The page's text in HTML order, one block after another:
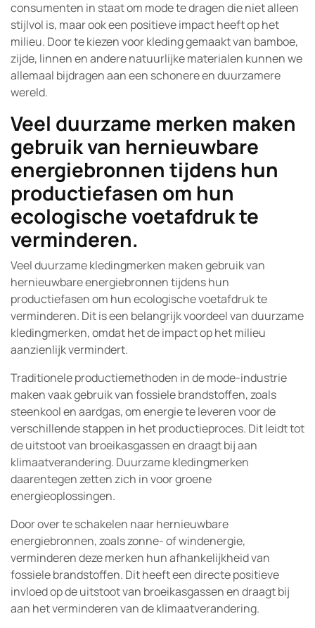
consumenten in staat om mode te dragen die niet alleen
stijlvol is, maar ook een positieve impact heeft op het
milieu. Door te kiezen voor kleding gemaakt van bamboe,
zijde, linnen en andere natuurlijke materialen kunnen we
allemaal bijdragen aan een schonere en duurzamere
wereld.
Veel duurzame merken maken
gebruik van hernieuwbare
energiebronnen tijdens hun
productiefasen om hun
ecologische voetafdruk te
verminderen.
Veel duurzame kledingmerken maken gebruik van
hernieuwbare energiebronnen tijdens hun
productiefasen om hun ecologische voetafdruk te
verminderen. Dit is een belangrijk voordeel van duurzame
kledingmerken, omdat het de impact op het milieu
aanzienlijk vermindert.
Traditionele productiemethoden in de mode-industrie
maken vaak gebruik van fossiele brandstoffen, zoals
steenkool en aardgas, om energie te leveren voor de
verschillende stappen in het productieproces. Dit leidt tot
de uitstoot van broeikasgassen en draagt bij aan
klimaatverandering. Duurzame kledingmerken
daarentegen zetten zich in voor groene
energieoplossingen.
Door over te schakelen naar hernieuwbare
energiebronnen, zoals zonne- of windenergie,
verminderen deze merken hun afhankelijkheid van
fossiele brandstoffen. Dit heeft een directe positieve
invloed op de uitstoot van broeikasgassen en draagt bij
aan het verminderen van de klimaatverandering.